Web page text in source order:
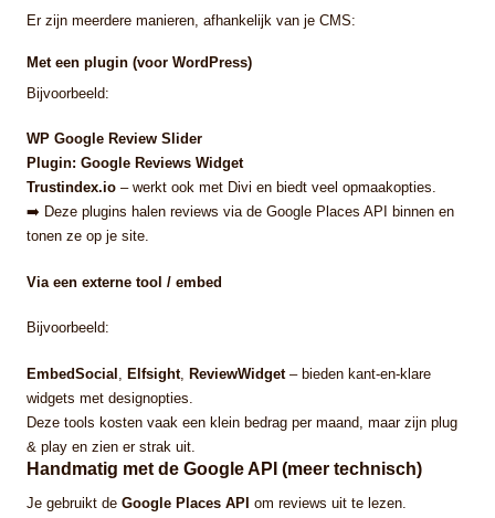
Er zijn meerdere manieren, afhankelijk van je CMS:
Met een plugin (voor WordPress)
Bijvoorbeeld:
WP Google Review Slider
Plugin: Google Reviews Widget
Trustindex.io – werkt ook met Divi en biedt veel opmaakopties.
➡️ Deze plugins halen reviews via de Google Places API binnen en
tonen ze op je site.
Via een externe tool / embed
Bijvoorbeeld:
EmbedSocial Elfsight, ReviewWidget– bieden kant-en-klare
widgets met designopties.
Deze tools kosten vaak een klein bedrag per maand, maar zijn plug
& play en zien er strak uit.
Handmatig met de Google API (meer technisch)
Je gebruikt de Google Places API om reviews uit te lezen.